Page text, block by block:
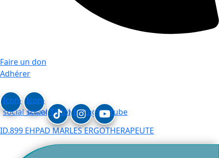
Faire un don
Adhérer
Icon-
social_linkedin
Icon-
social_facebook
TiktokInstagramYoutube
ID.899 EHPAD MARLES ERGOTHERAPEUTE